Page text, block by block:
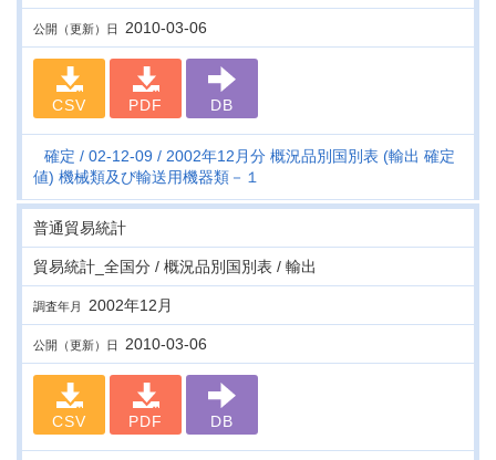
公開（更新）日 2010-03-06
CSV PDF DB
確定 02-12-09
2002年12月分 概況品別国別表 (輸出 確定
値) 機械類及び輸送用機器類－１
普通貿易統計
貿易統計_全国分 / 概況品別国別表 / 輸出
調査年月 2002年12月
公開（更新）日 2010-03-06
CSV PDF DB